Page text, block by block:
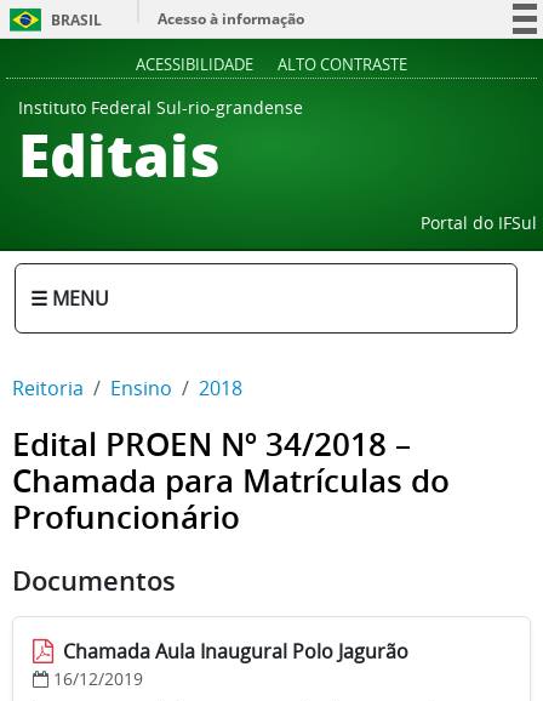
BRASIL
Acesso à informação
ACESSIBILIDADE ALTO CONTRASTE
Instituto Federal Sul-rio-grandense
Editais
Portal do IFSul
☰ MENU
Reitoria Ensino 2018
Edital PROEN Nº 34/2018 –
Chamada para Matrículas do
Profuncionário
Documentos
Chamada Aula Inaugural Polo Jagurão
16/12/2019